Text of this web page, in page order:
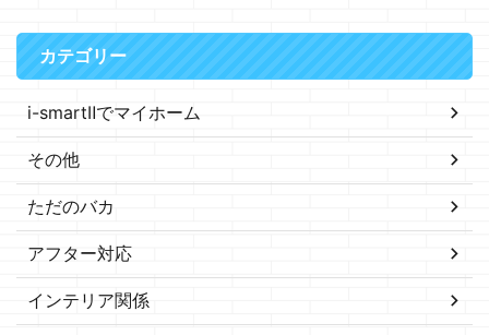
カテゴリー
i-smartⅡでマイホーム
その他
ただのバカ
アフター対応
インテリア関係